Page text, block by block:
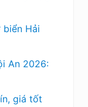
Hải
An 2026:
giá tốt